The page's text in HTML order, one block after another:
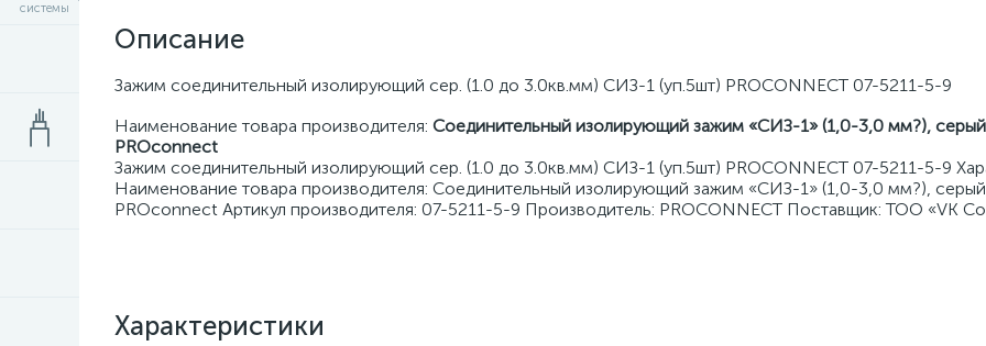
Описание
Зажим соединительный изолирующий сер. (1.0 до 3.0кв.мм) СИЗ-1 (уп.5шт) PROCONNECT 07-5211-5-9
Наименование товара производителя: Соединительный изолирующий зажим «СИЗ-1» (1,0-3,0 мм?), серый,
PROconnect
Зажим соединительный изолирующий сер. (1.0 до 3.0кв.мм) СИЗ-1 (уп.5шт) PROCONNECT 07-5211-5-9
Наименование товара производителя: Соединительный изолирующий зажим «СИЗ-1» (1,0-3,0 мм?), серый,
PROconnect Артикул производителя: 07-5211-5-9 Производитель: PROCONNECT Поставщик: ТОО «VK
Характеристики